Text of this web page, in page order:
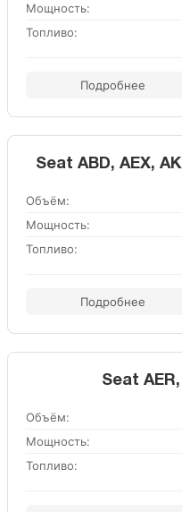
Мощность:
Топливо:
Подробнее
Seat ABD, AEX,
Объём:
Мощность:
Топливо:
Подробнее
Seat AER,
Объём:
Мощность:
Топливо: